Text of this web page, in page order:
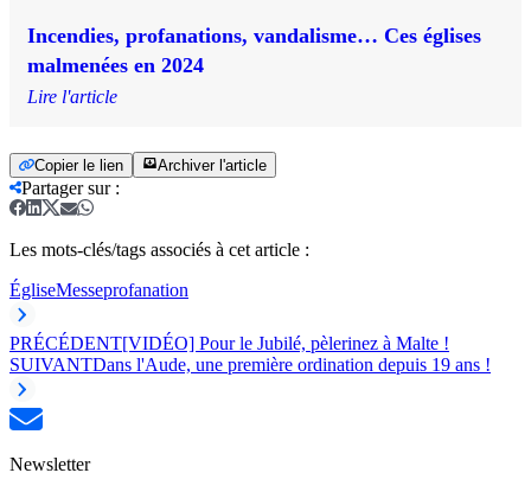
Incendies, profanations, vandalisme… Ces églises
malmenées en 2024
Lire l'article
Copier le lien Archiver l'article
Partager sur:
Les mots-clés/tags associés à cet article :
ÉgliseMesseprofanation
PRÉCÉDENT[VIDÉO] Pour le Jubilé, pèlerinez à Malte !
SUIVANTDans l'Aude, une première ordination depuis 19 ans !
Newsletter